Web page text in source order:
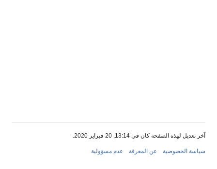
آخر تعديل لهذه الصفحة كان في 13:14, 20 فبراير 2020.
سياسة الخصوصية عن المعرفة عدم مسؤولية